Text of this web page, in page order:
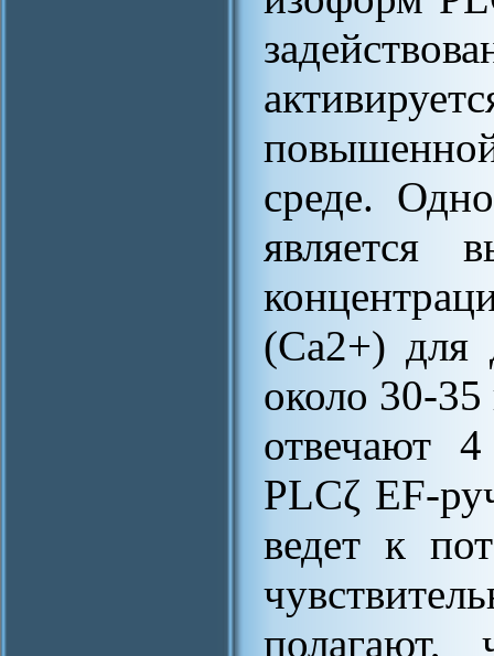
среде.
является
(Ca2+) для
около 30-
отвечают
PLCζ EF-
ведет к
полагают,